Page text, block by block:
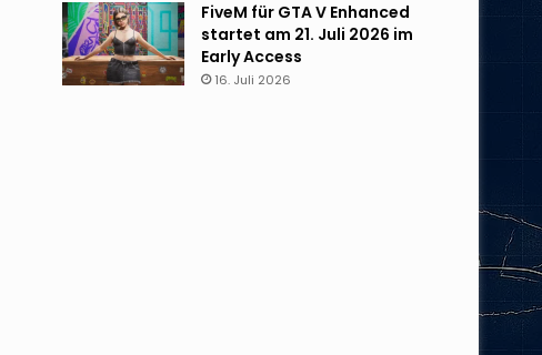
FiveM für GTA V Enhanced
startet am 21. Juli 2026 im
Early Access
16. Juli 2026